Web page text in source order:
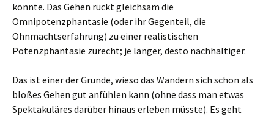
könnte. Das Gehen rückt gleichsam die
Omnipotenzphantasie (oder ihr Gegenteil, die
Ohnmachtserfahrung) zu einer realistischen
Potenzphantasie zurecht; je länger, desto nachhaltiger.
Das ist einer der Gründe, wieso das Wandern sich schon als
bloßes Gehen gut anfühlen kann (ohne dass man etwas
Spektakuläres darüber hinaus erleben müsste). Es geht